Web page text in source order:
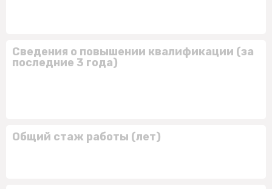
Сведения о повышении квалификации (за
последние 3 года)
Общий стаж работы (лет)